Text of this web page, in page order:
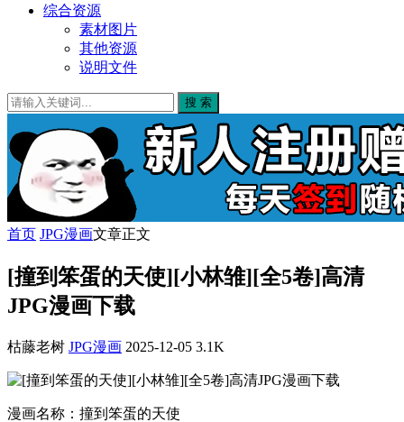
综合资源
素材图片
其他资源
说明文件
搜 索
首页 JPG漫画文章正文
[撞到笨蛋的天使][小林雏][全5卷]高清
JPG漫画下载
枯藤老树 JPG漫画 2025-12-05 3.1K
漫画名称：撞到笨蛋的天使